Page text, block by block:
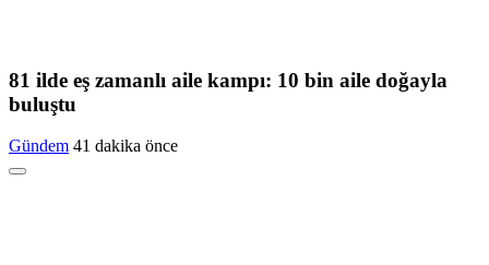
81 ilde eş zamanlı aile kampı: 10 bin aile doğayla
buluştu
Gündem 41 dakika önce